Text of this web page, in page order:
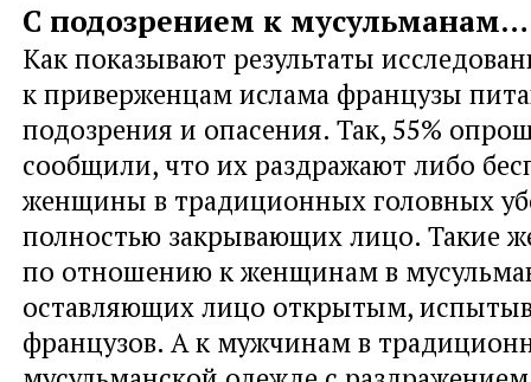
С подозрением к мусульманам…
Как показывают результаты
к приверженцам ислама французы
подозрения и опасения. Так, 55%
сообщили, что их раздражают либо
женщины в традиционных головных
полностью закрывающих лицо. Такие
по отношению к женщинам в
оставляющих лицо открытым,
французов. А к мужчинам в